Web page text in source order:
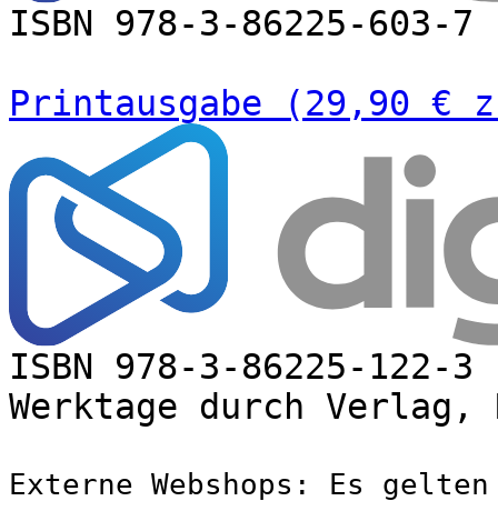
ISBN 978-3-86225-603-7
Printausgabe (29,90 €
ISBN 978-3-86225-122-
Werktage durch Verlag,
Externe Webshops: Es